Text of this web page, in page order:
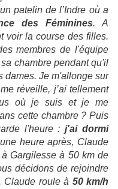
un patelin de l’Indre où a
des Féminines. A
voir la course des filles.
membres de l'équipe
chambre pendant qu'il
dames. Je m'allonge sur
réveille, j’ai tellement
où je suis et je me
cette chambre ? Puis
l'heure :j'ai dormi
heure après, Claude
Gargilesse à 50 km de
décidons de rejoindre
Claude roule à 50 km/h